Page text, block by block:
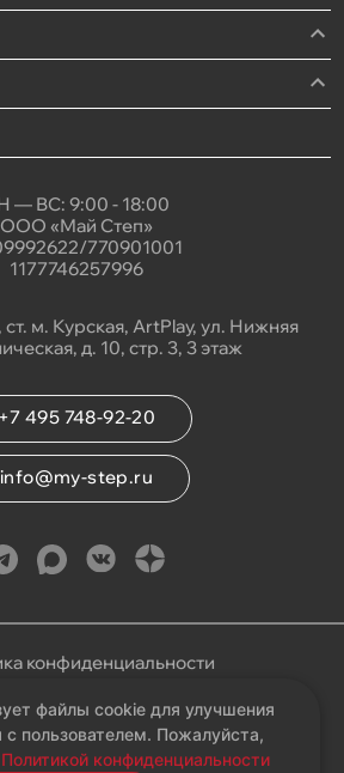
— ВС: 9:00 - 18:00
ООО «Май Степ»
770901001
1177746257996
м. Курская, ArtPlay, ул. Нижняя
д. 10, стр. 3, 3 этаж
+7 495 748-92-20
info@my-step.ru
конфиденциальности
персональных данных
Карта сайта
файлы cookie для улучшения
с пользователем. Пожалуйста,
Политикой конфиденциальности